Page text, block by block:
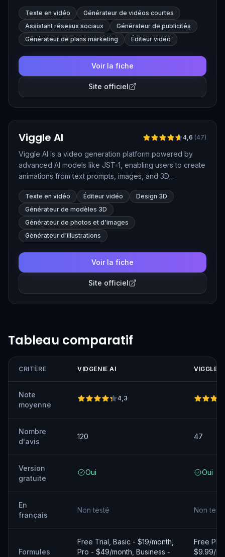
making video creation quick and accessible for
businesses and content creators.
Texte en vidéo
Générateur de vidéos courtes
Assistant réseaux sociaux
Générateur de publicités
Générateur de plans marketing
Éditeur vidéo
Voir la fiche
Site officiel
Viggle AI 4,6 (47)
Viggle AI is a video generation platform powered by
advanced AI models like JST-1, enabling users to create
animations from text prompts, images, and 3D
physics-based motion and real-time animation
capabilities, making it suitable for creating engaging
content quickly.
Texte en vidéo Éditeur vidéo
Design 3D
Générateur de modèles 3D
Générateur de photos et d'images
Générateur d'illustrations
Voir la fiche
Site officiel
Tableau comparatif
CRITÈRE VIDGENIE AI VIGGLE
Note
moyenne
4,3
Nombre
d'avis
120 47
Version
gratuite
Oui Oui
En
français
Non testé Non
Formules
Free Trial, Basic - $19/month,
Pro - $49/month, Business -
Free
$9.99/